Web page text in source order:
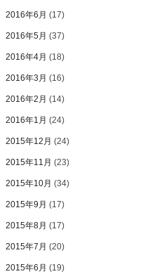
2016年6月 (17)
2016年5月 (37)
2016年4月 (18)
2016年3月 (16)
2016年2月 (14)
2016年1月 (24)
2015年12月 (24)
2015年11月 (23)
2015年10月 (34)
2015年9月 (17)
2015年8月 (17)
2015年7月 (20)
2015年6月 (19)